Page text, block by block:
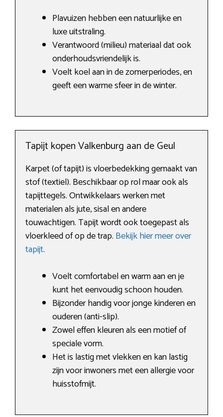
Plavuizen hebben een natuurlijke en
luxe uitstraling.
Verantwoord (milieu) materiaal dat ook
onderhoudsvriendelijk is.
Voelt koel aan in de zomerperiodes, en
geeft een warme sfeer in de winter.
Tapijt kopen Valkenburg aan de Geul
Karpet (of tapijt) is vloerbedekking gemaakt van
stof (textiel). Beschikbaar op rol maar ook als
tapijttegels. Ontwikkelaars werken met
materialen als jute, sisal en andere
touwachtigen. Tapijt wordt ook toegepast als
vloerkleed of op de trap. Bekijk hier meer over
tapijt.
Voelt comfortabel en warm aan en je
kunt het eenvoudig schoon houden.
Bijzonder handig voor jonge kinderen en
ouderen (anti-slip).
Zowel effen kleuren als een motief of
speciale vorm.
Het is lastig met vlekken en kan lastig
zijn voor inwoners met een allergie voor
huisstofmijt.